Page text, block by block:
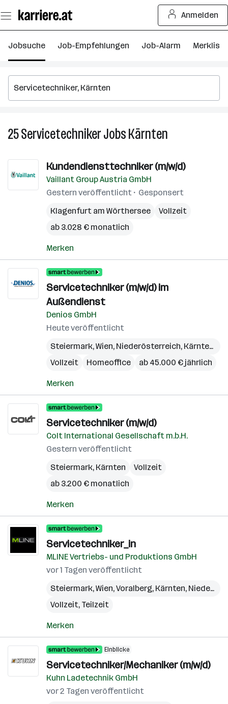
Seiteninhalt
springen
Anmelden
Jobsuche Job-Empfehlungen Job-Alarm Merkliste
25ServicetechnikerJobsKärnten
in
Kundendiensttechniker (m/w/d)
Vaillant Group Austria GmbH
Gestern veröffentlicht
Gesponsert
Klagenfurt am Wörthersee
Vollzeit
ab 3.028 € monatlich
Merken
Servicetechniker (m/w/d) im
Außendienst
Denios GmbH
Heute veröffentlicht
Steiermark,Wien, Niederösterreich, Kärnten
Vollzeit
Homeoffice ab 45.000 € jährlich
Merken
Servicetechniker (m/w/d)
Colt International Gesellschaft m.b.H.
Gestern veröffentlicht
Steiermark, Kärnten
Vollzeit
ab 3.200 € monatlich
Merken
Servicetechniker_in
MLINE Vertriebs- und Produktions GmbH
vor 1 Tagen veröffentlicht
Steiermark,Wien,Voralberg, Kärnten, Niederösterreich
Vollzeit, Teilzeit
Merken
Einblicke
Servicetechniker/Mechaniker (m/w/d)
Kuhn Ladetechnik GmbH
vor 2 Tagen veröffentlicht